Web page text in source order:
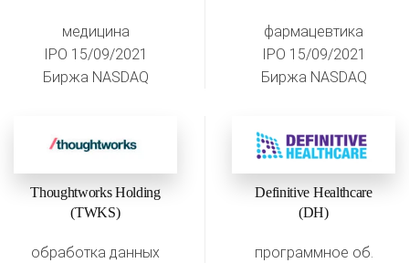
медицина
IPO 15/09/2021
Биржа NASDAQ
фармацевтика
IPO 15/09/2021
Биржа NASDAQ
Thoughtworks Holding
(TWKS)
обработка данных
Definitive Healthcare
(DH)
программное об.